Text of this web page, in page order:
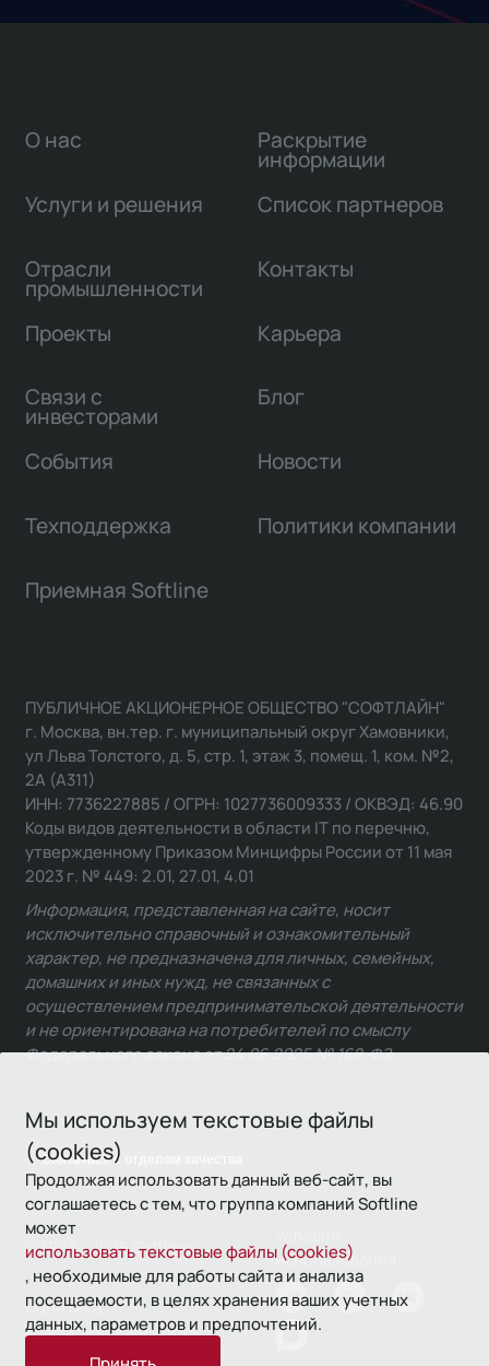
Мы используем текстовые файлы
(cookies)
Продолжая использовать данный веб-сайт, вы
соглашаетесь с тем, что группа компаний Softline
может
использовать текстовые файлы (cookies)
, необходимые для работы сайта и анализа
посещаемости, в целях хранения ваших учетных
данных, параметров и предпочтений.
О нас
Услуги и решения
Отрасли
промышленности
Проекты
Связи с
инвесторами
Раскрытие
информации
Список партнеров
Контакты
Карьера
Блог
События Новости
Техподдержка Политики компании
Приемная Softline
Связаться с отделом качества
ПУБЛИЧНОЕ АКЦИОНЕРНОЕ ОБЩЕСТВО "СОФТЛАЙН"
г. Москва, вн.тер. г. муниципальный округ Хамовники,
ул Льва Толстого, д. 5, стр. 1, этаж 3, помещ. 1, ком. №2,
2А (А311)
ИНН: 7736227885 / ОГРН: 1027736009333 / ОКВЭД: 46.90
Коды видов деятельности в области IT по перечню,
утвержденному Приказом Минцифры России от 11 мая
2023 г. № 449: 2.01, 27.01, 4.01
Информация, представленная на сайте, носит
исключительно справочный и ознакомительный
характер, не предназначена для личных, семейных,
домашних и иных нужд, не связанных с
осуществлением предпринимательской деятельности
и не ориентирована на потребителей по смыслу
Федерального закона от 24.06.2025 № 168-ФЗ.
© 1993—2026 Softline
использования
Политика
конфиденциальности